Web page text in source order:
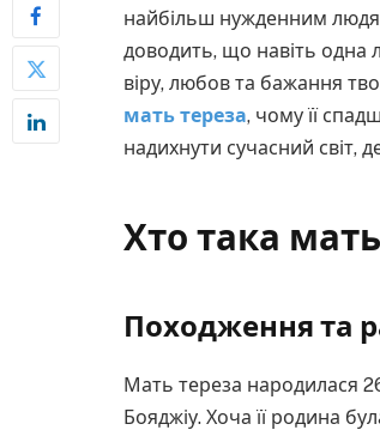
найбільш нужденним
доводить, що навіть одна
віру, любов та бажання
мать тереза, чому її
надихнути сучасний світ,
Хто така
Походження та
Мать тереза народилася 26
Бояджіу. Хоча її родина